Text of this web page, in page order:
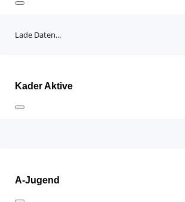
Lade Daten...
Kader Aktive
A-Jugend